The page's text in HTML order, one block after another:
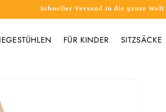
Schneller Versand in die ganze Welt
FÜR KINDER SITZSÄCKE